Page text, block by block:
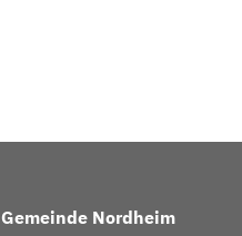
Gemeinde Nordheim